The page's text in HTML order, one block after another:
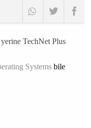
TechNet Plus
Systems bile